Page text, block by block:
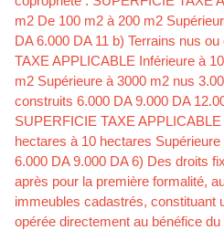
m2 De 100 m2 à 200 m2
DA 6.000 DA 11 b) Terrains nus
TAXE APPLICABLE Inférieure à
m2 Supérieure à 3000 m2 nus
construits 6.000 DA 9.000 DA
SUPERFICIE TAXE
hectares à 10 hectares
6.000 DA 9.000 DA 6) Des droits
après pour la première formalité,
immeubles cadastrés, constituant
opérée directement au bénéfice